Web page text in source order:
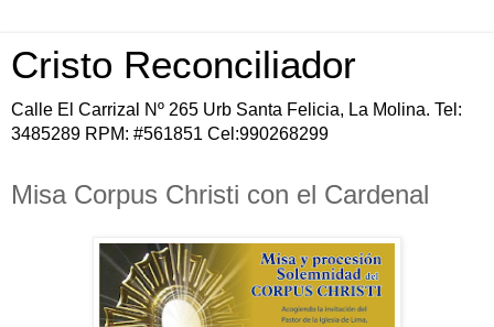
Cristo Reconciliador
Calle El Carrizal Nº 265 Urb Santa Felicia, La Molina. Tel:
3485289 RPM: #561851 Cel:990268299
Misa Corpus Christi con el Cardenal